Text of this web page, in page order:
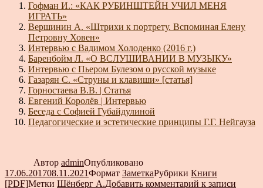
Гофман И.: «КАК РУБИНШТЕЙН УЧИЛ МЕНЯ
ИГРАТЬ»
Вершинин А. «Штрихи к портрету. Вспоминая Елену
Петровну Ховен»
Интервью с Вадимом Холоденко (2016 г.)
Баренбойм Л. «О ВСЛУШИВАНИИ В МУЗЫКУ»
Интервью с Пьером Булезом о русской музыке
Газарян С. «Струны и клавиши» [статья]
Горностаева В.В. | Статья
Евгений Королёв | Интервью
Беседа с Софией Губайдулиной
Педагогические и эстетические принципы Г.Г. Нейгауза
Автор adminОпубликовано
17.06.201708.11.2021Формат ЗаметкаРубрики Книги
[PDF]Метки Шёнберг А.Добавить комментарий к записи